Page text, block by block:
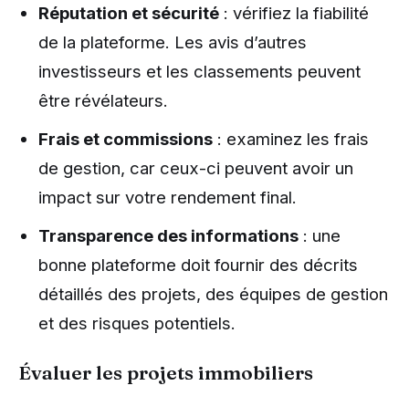
Réputation et sécurité : vérifiez la fiabilité
de la plateforme. Les avis d’autres
investisseurs et les classements peuvent
être révélateurs.
Frais et commissions : examinez les frais
de gestion, car ceux-ci peuvent avoir un
impact sur votre rendement final.
Transparence des informations : une
bonne plateforme doit fournir des décrits
détaillés des projets, des équipes de gestion
et des risques potentiels.
Évaluer les projets immobiliers